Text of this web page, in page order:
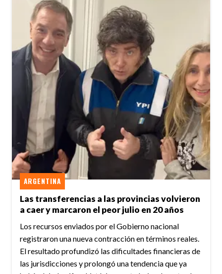
Las transferencias a las provincias volvieron
a caer y marcaron el peor julio en 20 años
ARGENTINA
Los recursos enviados por el Gobierno nacional
registraron una nueva contracción en términos reales.
El resultado profundizó las dificultades financieras de
las jurisdicciones y prolongó una tendencia que ya